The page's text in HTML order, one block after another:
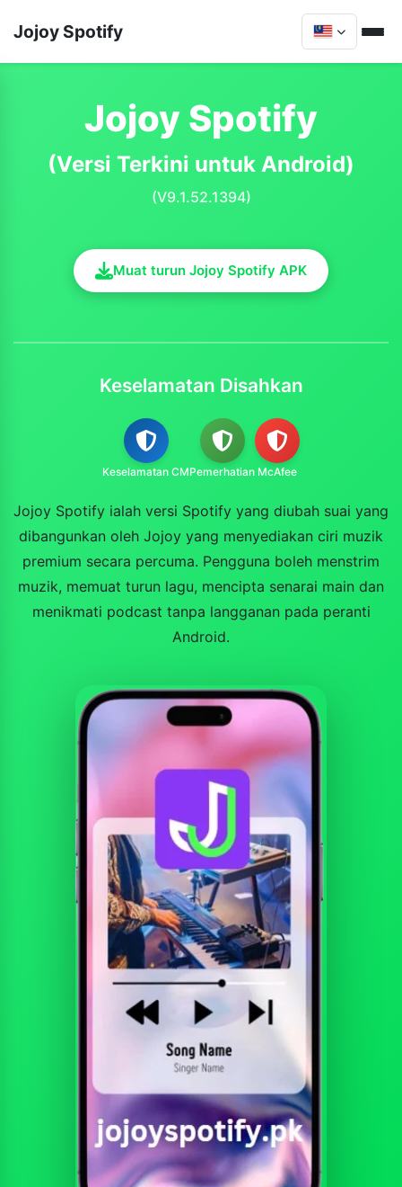
Jojoy Spotify
Jojoy Spotify
(Versi Terkini untuk Android)
(V9.1.52.1394)
Muat turun Jojoy Spotify APK
Keselamatan Disahkan
Keselamatan CMPemerhatian McAfee
Jojoy Spotify ialah versi Spotify yang diubah suai yang
dibangunkan oleh Jojoy yang menyediakan ciri muzik
premium secara percuma. Pengguna boleh menstrim
muzik, memuat turun lagu, mencipta senarai main dan
menikmati podcast tanpa langganan pada peranti
Android.